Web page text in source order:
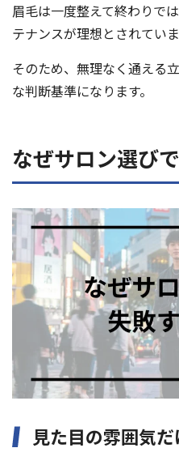
眉毛は一度整えて終わりで
テナンスが理想とされていま
そのため、無理なく通える
な判断基準になります。
なぜサロン選び
見た目の雰囲気